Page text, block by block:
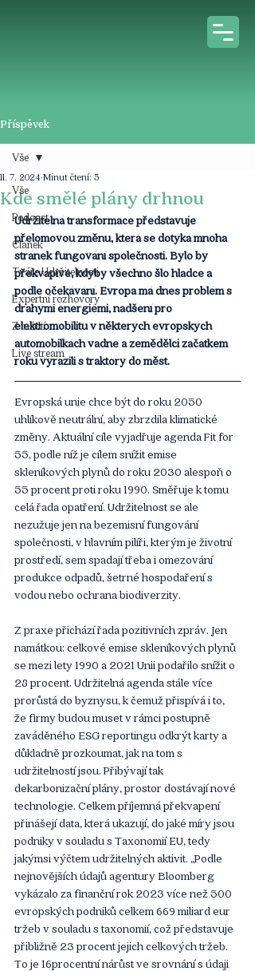
Příspěvek
Vše
Podcast
Článek
Tváře Udržitelnosti
Expertní rozhovory
Z médií
Live stream
Vše
Kde smělé plány drhnou
11. 7. 2024 Minut čtení: 5
Udržitelná transformace představuje
přelomovou změnu, která se dotýká mnoha
stránek fungování společnosti. Bylo by
překvapivé, kdyby všechno šlo hladce a
podle očekávání. Evropa má dnes problém s
drahými energiemi, nadšení pro
elektromobilitu v některých evropských
automobilkách vadne a zemědělci začátkem
roku vyrazili s traktory do měst.
Evropská unie chce být do roku 2050
uhlíkově neutrální, aby zbrzdila klimatické
změny. Aktuální cíle vyjadřuje agenda Fit for
55, podle níž je cílem snížit emise
skleníkových plynů do roku 2030 alespoň o
55 procent proti roku 1990. Směřuje k tomu
celá řada opatření. Udržitelnost se ale
nezužuje jen na bezemisní fungování
společnosti, v hlavním pilíři, kterým je životní
prostředí, sem spadají třeba i omezování
produkce odpadů, šetrné hospodaření s
vodou nebo ochrana biodiverzity.
Z praxe přichází řada pozitivních zpráv. Jen
namátkou: celkové emise skleníkových plynů
se mezi lety 1990 a 2021 Unii podařilo snížit o
28 procent. Udržitelná agenda stále více
prorůstá do byznysu, k čemuž přispívá i to,
že firmy budou muset v rámci postupně
zaváděného ESG reportingu odkrýt karty a
důkladně prozkoumat, jak na tom s
udržitelností jsou. Přibývají tak
dekarbonizační plány, prostor dostávají nové
technologie. Celkem příjemná překvapení
přinášejí data, která ukazují, do jaké míry jsou
podniky v souladu s Taxonomií EU, tedy
jakýmsi výčtem udržitelných aktivit. „Podle
nejnovějších údajů agentury Bloomberg
vykázalo za finanční rok 2023 více než 500
evropských podniků celkem 669 miliard eur
tržeb v souladu s taxonomií, což představuje
přibližně 23 procent jejich celkových tržeb.
To je 16procentní nárůst ve srovnání s údaji